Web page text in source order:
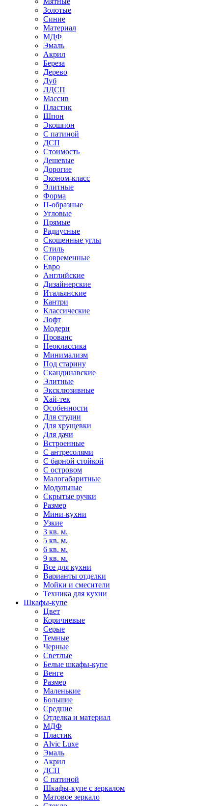
Золотые
Синие
Материал
МДФ
Эмаль
Акрил
Береза
Дерево
Дуб
ЛДСП
Массив
Пластик
Шпон
Экошпон
С патиной
ДСП
Стоимость
Дешевые
Дорогие
Эконом-класс
Элитные
Форма
П-образные
Угловые
Прямые
Радиусные
Скошенные углы
Стиль
Современные
Евро
Английские
Дизайнерские
Итальянские
Кантри
Классические
Лофт
Модерн
Прованс
Неоклассика
Минимализм
Под старину
Скандинавские
Элитные
Эксклюзивные
Хай-тек
Особенности
Для студии
Для хрущевки
Для дачи
Встроенные
С антресолями
С барной стойкой
С островом
Малогабаритные
Модульные
Скрытые ручки
Размер
Мини-кухни
Узкие
3 кв. м.
5 кв. м.
6 кв. м.
9 кв. м.
Все для кухни
Варианты отделки
Мойки и смесители
Техника для кухни
Шкафы-купе
Цвет
Коричневые
Серые
Темные
Черные
Светлые
Белые шкафы-купе
Венге
Размер
Маленькие
Большие
Средние
Отделка и материал
МДФ
Пластик
Alvic Luxe
Эмаль
Акрил
ДСП
С патиной
Шкафы-купе с зеркалом
Матовое зеркало